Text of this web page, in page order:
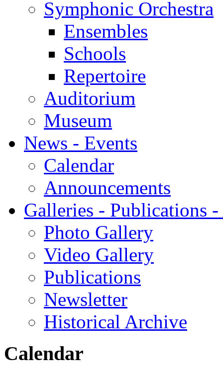
Symphonic Orchestra
Ensembles
Schools
Repertoire
Auditorium
Museum
News - Events
Calendar
Announcements
Galleries - Publications
Photo Gallery
Video Gallery
Publications
Newsletter
Historical Archive
Calendar